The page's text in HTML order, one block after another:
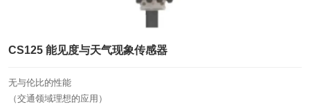
CS125 能见度与天气现象传感器
无与伦比的性能
（交通领域理想的应用）